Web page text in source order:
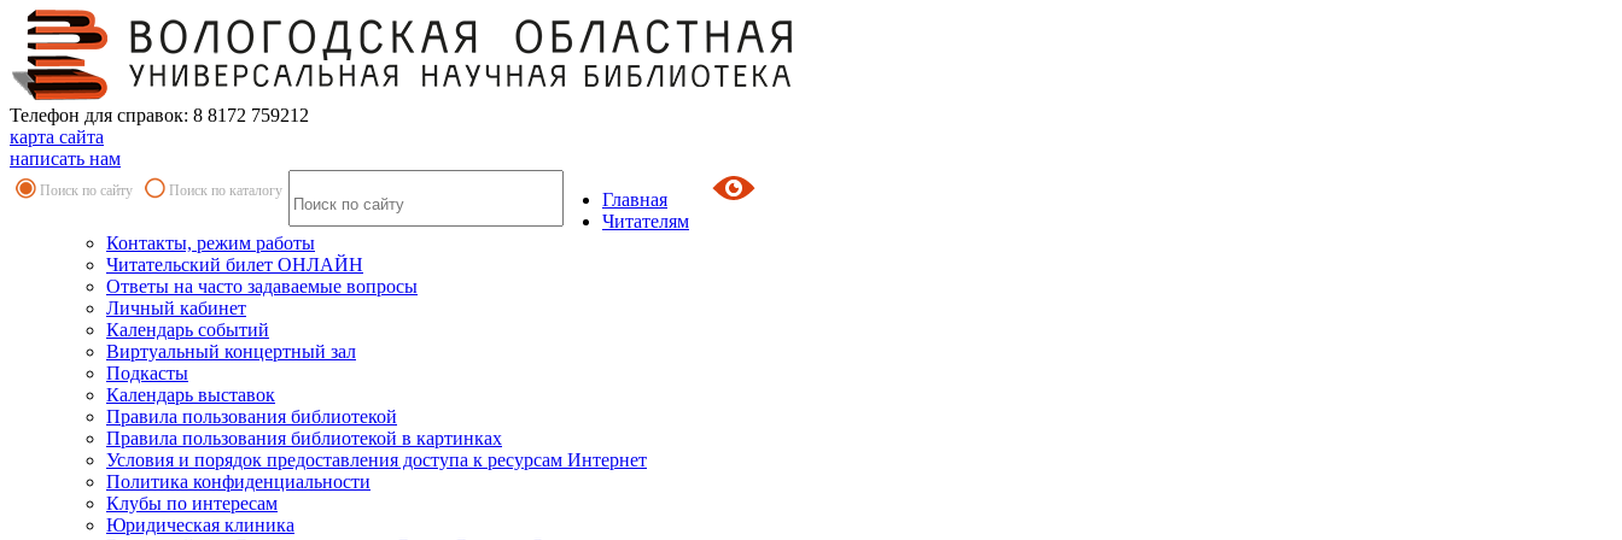
Телефон для справок: 8 8172 759212
карта сайта
написать нам
Поиск по сайту Поиск по каталогу
Главная
Читателям
Контакты, режим работы
Читательский билет ОНЛАЙН
Ответы на часто задаваемые вопросы
Личный кабинет
Календарь событий
Виртуальный концертный зал
Подкасты
Календарь выставок
Правила пользования библиотекой
Правила пользования библиотекой в картинках
Условия и порядок предоставления доступа к ресурсам Интернет
Политика конфиденциальности
Клубы по интересам
Юридическая клиника